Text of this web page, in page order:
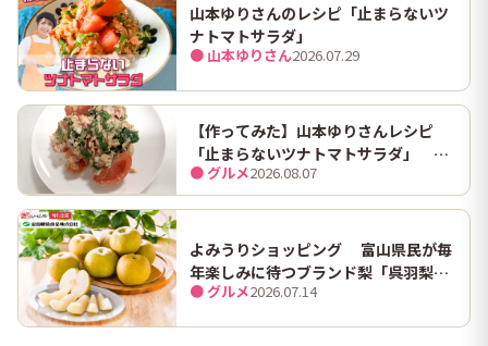
山本ゆりさんのレシピ「止まらないツ
ナトマトサラダ」
● 山本ゆりさん2026.07.29
【作ってみた】山本ゆりさんレシピ
「止まらないツナトマトサラダ」 ホ
ンマにうますぎて止まらん
● グルメ2026.08.07
よみうりショッピング 富山県民が毎
年楽しみに待つブランド梨「呉羽梨
（幸水）」限定100箱を特別販売！
● グルメ2026.07.14